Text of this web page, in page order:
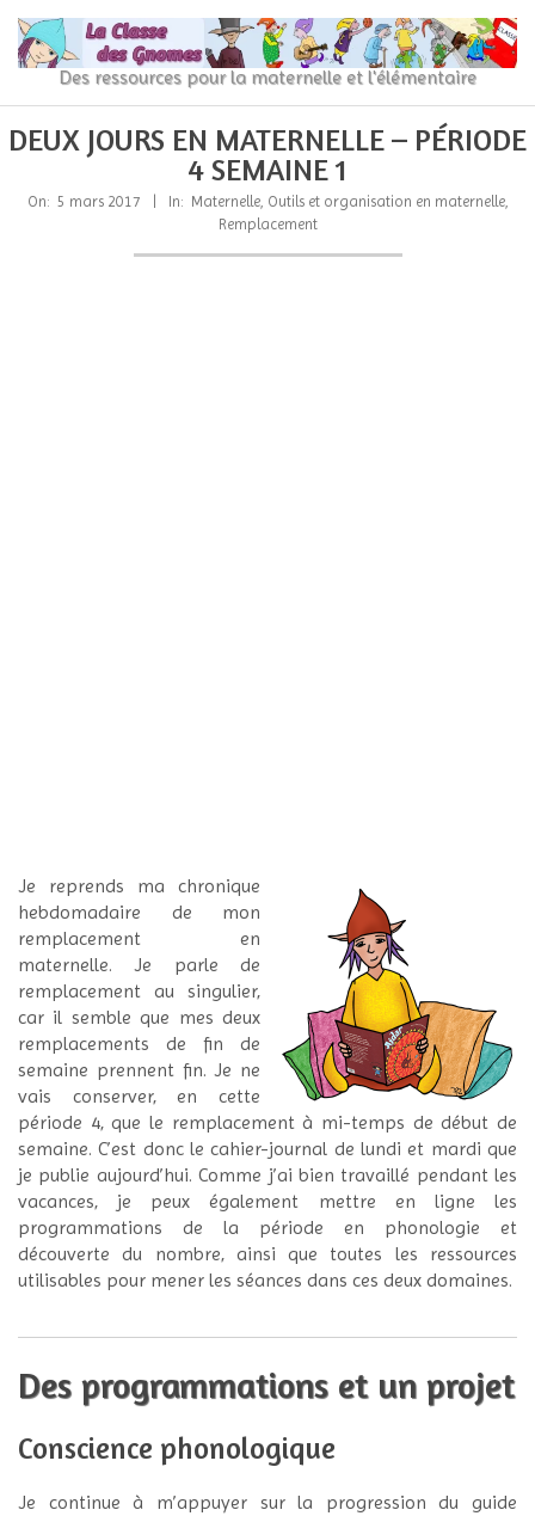
content
La
Classe
des
gnomes
Des ressources pour la maternelle et l'élémentaire
Navigation
Navigation
DEUX JOURS EN MATERNELLE – PÉRIODE
4 SEMAINE 1
On: 5 mars 2017 In: Maternelle, Outils et organisation en maternelle,
Remplacement
Je reprends ma chronique
hebdomadaire de mon
remplacement en
maternelle. Je parle de
remplacement au singulier,
car il semble que mes deux
remplacements de fin de
semaine prennent fin. Je ne
vais conserver, en cette
période 4, que le remplacement à mi-temps de début de
semaine. C’est donc le cahier-journal de lundi et mardi que
je publie aujourd’hui. Comme j’ai bien travaillé pendant les
vacances, je peux également mettre en ligne les
programmations de la période en phonologie et
découverte du nombre, ainsi que toutes les ressources
utilisables pour mener les séances dans ces deux domaines.
Des programmations et un projet
Conscience phonologique
Je continue à m’appuyer sur la progression du guide